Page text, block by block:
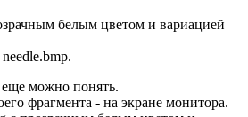
белым цветом и вариацией
можно понять.
фрагмента - на экране монитора.